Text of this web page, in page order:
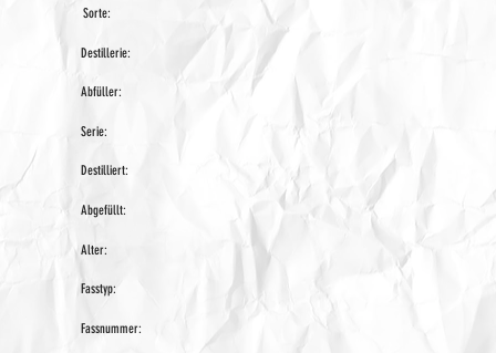
Sorte:
Destillerie:
Abfüller:
Serie:
Destilliert:
Abgefüllt:
Alter:
Fasstyp:
Fassnummer: